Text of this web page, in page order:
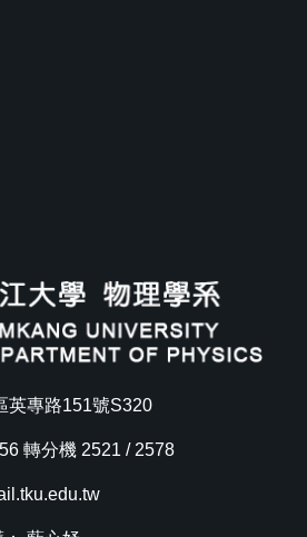
英專路151號S320
轉分機 2521 / 2578